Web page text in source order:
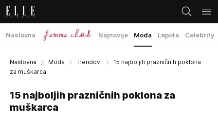
Naslovna Najnovije Moda Lepota Celebrity
Naslovna Moda Trendovi
15 najboljih prazničnih poklona
za muškarca
15 najboljih prazničnih poklona za
muškarca